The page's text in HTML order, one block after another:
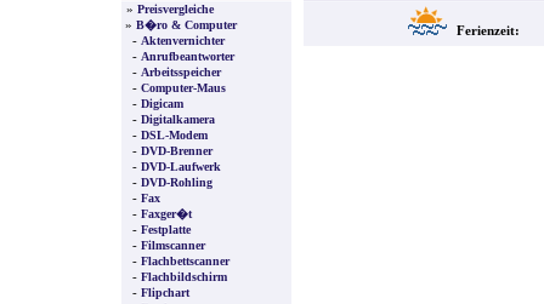
» Preisvergleiche
» B�ro & Computer
- Aktenvernichter
- Anrufbeantworter
- Arbeitsspeicher
- Computer-Maus
- Digicam
- Digitalkamera
- DSL-Modem
- DVD-Brenner
- DVD-Laufwerk
- DVD-Rohling
- Fax
- Faxger�t
- Festplatte
- Filmscanner
- Flachbettscanner
- Flachbildschirm
- Flipchart
Ferienzeit: